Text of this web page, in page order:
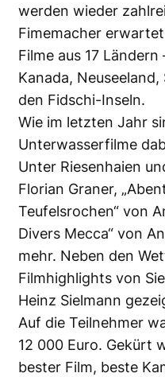
werden wieder
Fimemacher
Filme aus 17
Kanada,
den Fidschi-Inseln.
Wie im letzten Jahr
Unterwasserfilme
Unter Riesenhaien
Florian Graner,
Teufelsrochen“ von
Divers Mecca“ von
mehr. Neben den
Filmhighlights von
Heinz Sielmann
Auf die Teilnehmer
12 000 Euro. Gekürt
bester Film, beste